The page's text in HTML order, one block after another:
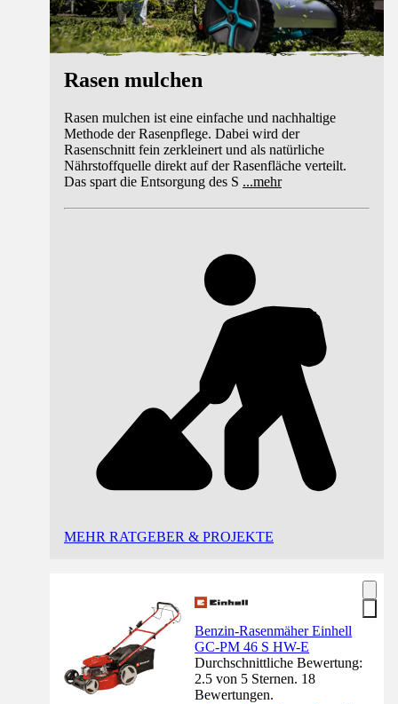
Rasen mulchen
Rasen mulchen ist eine einfache und nachhaltige
Methode der Rasenpflege. Dabei wird der
Rasenschnitt fein zerkleinert und als natürliche
Nährstoffquelle direkt auf der Rasenfläche verteilt.
Das spart die Entsorgung des S ...mehr
MEHR RATGEBER & PROJEKTE
Benzin-Rasenmäher Einhell
GC-PM 46 S HW-E
Durchschnittliche Bewertung:
2.5 von 5 Sternen. 18
Bewertungen.